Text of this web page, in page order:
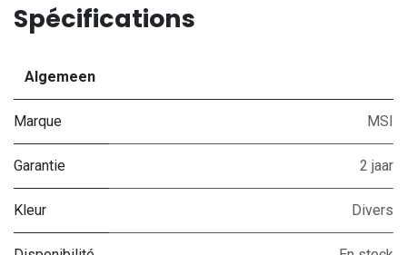
Spécifications
Algemeen
Marque MSI
Garantie 2 jaar
Kleur Divers